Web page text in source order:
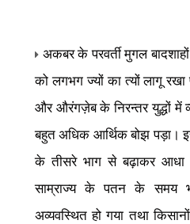
अकबर के परवर्ती मुगल
को लगभग ज्यों का त्यों लागू रखा
और औरंगज़ेब के निरन्तर युद्धों में
बहुत अधिक आर्थिक बोझ पड़ा।
के तीसरे भाग से बढ़ाकर आधा
साम्राज्य के पतन के समय भू-
अव्यवस्थित हो गया तथा